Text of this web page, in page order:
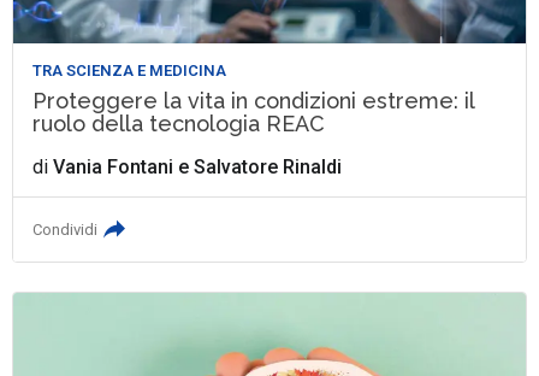
TRA SCIENZA E MEDICINA
Proteggere la vita in condizioni estreme: il
ruolo della tecnologia REAC
diVania Fontani eSalvatore Rinaldi
Condividi